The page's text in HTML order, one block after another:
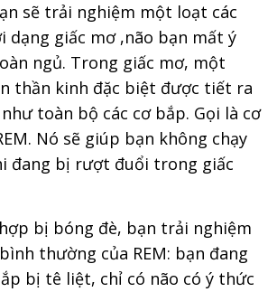
sẽ trải nghiệm một loạt các
giấc mơ ,não bạn mất ý
ngủ. Trong giấc mơ, một
thần kinh đặc biệt được tiết ra
toàn bộ các cơ bắp. Gọi là cơ
Nó sẽ giúp bạn không chạy
đang bị rượt đuổi trong giấc
bị bóng đè, bạn trải nghiệm
thường của REM: bạn đang
bị tê liệt, chỉ có não có ý thức